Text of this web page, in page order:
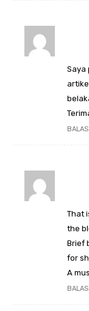
Saya
BALAS
That
the
Brief
for
A
BALAS